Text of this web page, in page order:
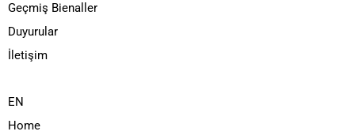
Geçmiş Bienaller
Duyurular
İletişim
EN
Home